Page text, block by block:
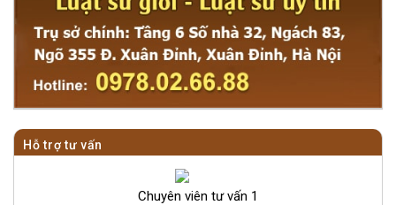
Hỗ trợ tư vấn
Chuyên viên tư vấn 1